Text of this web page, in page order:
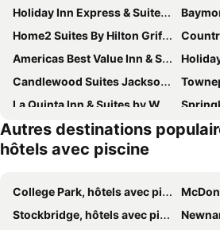
Holiday Inn Express & Suites Griffin By Ihg
Home2 Suites By Hilton Griffin
Country
Americas Best Value Inn & Suites Griffin
Holiday
Candlewood Suites Jackson by IHG
La Quinta Inn & Suites by Wyndham Locust Grove
Comfort Suites Locust Grove Atlanta South
Holiday Inn
Hampton Inn Locust Grove
Autres destinations
hôtels avec piscine
College Park, hôtels avec piscine
Stockbridge, hôtels avec piscine